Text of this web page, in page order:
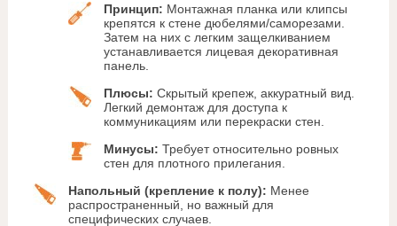
Принцип: Монтажная планка или клипсы
крепятся к стене дюбелями/саморезами.
Затем на них с легким защелкиванием
устанавливается лицевая декоративная
панель.
Плюсы: Скрытый крепеж, аккуратный вид.
Легкий демонтаж для доступа к
коммуникациям или перекраски стен.
Минусы: Требует относительно ровных
стен для плотного прилегания.
Напольный (крепление к полу): Менее
распространенный, но важный для
специфических случаев.